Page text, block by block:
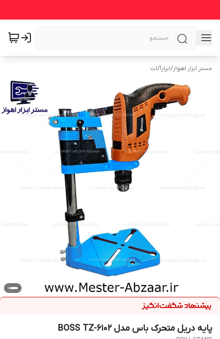
مستر ابزار اهواز/ابزارآلات
پایه دریل متحرک باس مدل BOSS TZ-6102